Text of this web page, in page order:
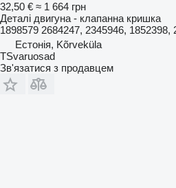
32,50 € ≈ 1 664 грн
Деталі двигуна - клапанна кришка
1898579 2684247, 2345946, 1852398,
Естонія, Kõrveküla
TSvaruosad
Зв'язатися з продавцем